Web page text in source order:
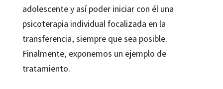
adolescente y así poder iniciar con él una
psicoterapia individual focalizada en la
transferencia, siempre que sea posible.
Finalmente, exponemos un ejemplo de
tratamiento.